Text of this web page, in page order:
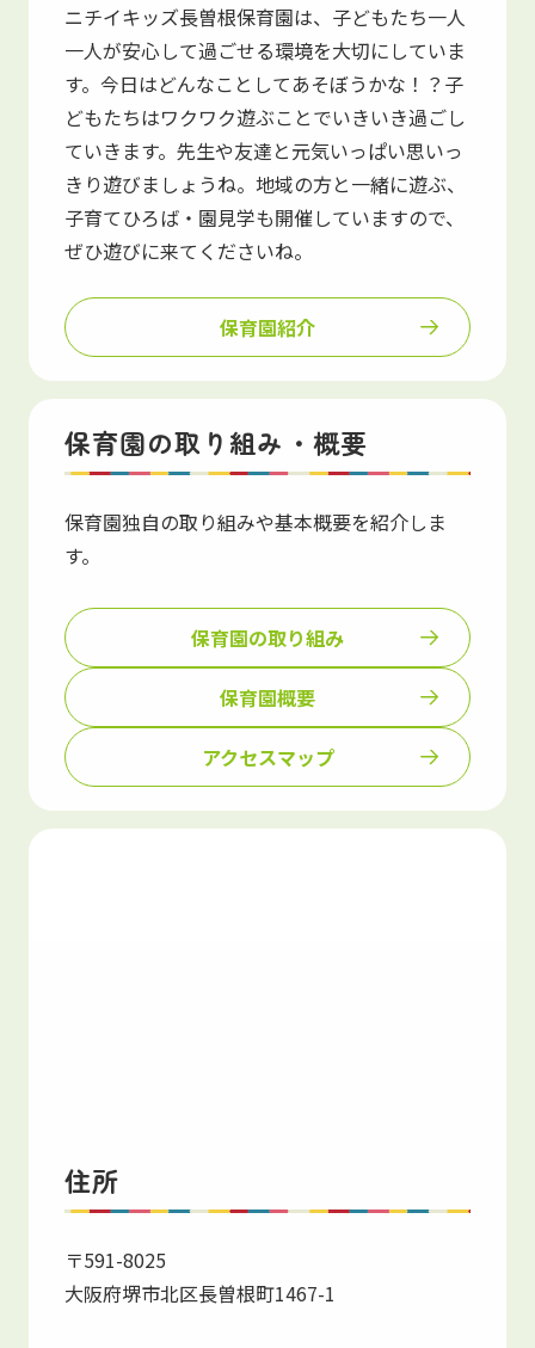
ニチイキッズ長曽根保育園は、子どもたち一人
一人が安心して過ごせる環境を大切にしていま
す。今日はどんなことしてあそぼうかな！？子
どもたちはワクワク遊ぶことでいきいき過ごし
ていきます。先生や友達と元気いっぱい思いっ
きり遊びましょうね。地域の方と一緒に遊ぶ、
子育てひろば・園見学も開催していますので、
ぜひ遊びに来てくださいね。
保育園紹介
保育園の取り組み・概要
保育園独自の取り組みや基本概要を紹介しま
す。
保育園の取り組み
保育園概要
アクセスマップ
住所
〒591-8025
大阪府堺市北区長曽根町1467-1